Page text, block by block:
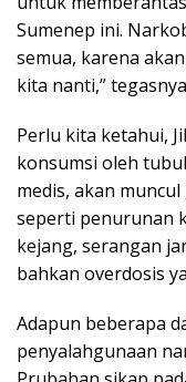
Sumenep ini.
semua, karena
kita nanti,”
Perlu kita ketahui,
konsumsi oleh
medis, akan
seperti penurunan
kejang, serangan
bahkan overdosis
Adapun beberapa
penyalahgunaan